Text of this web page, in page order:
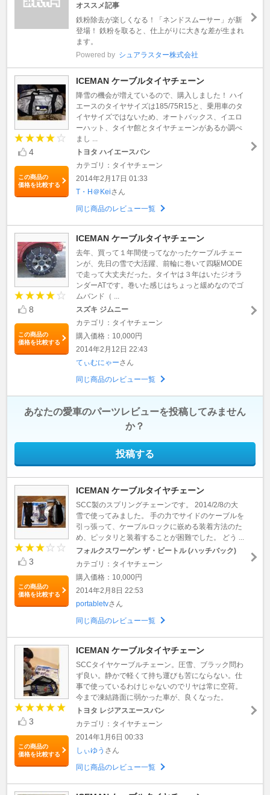
オススメ記事
鉄粉除去が楽しくなる！「ネンドスムーサー」が新
登場！ 鉄粉を取ると、仕上がりに大きな差が生まれ
ます。
Powered by シュアラスター株式会社
4
この商品の
価格を比較する
ICEMAN ケーブルタイヤチェーン
降雪の機会が増えているので、購入しました！ ハイ
エースのタイヤサイズは185/75R15と、乗用車のタ
イヤサイズではないため、オートバックス、イエロ
ーハット、タイヤ館とタイヤチェーンがあるか調べ
まし ...
トヨタ ハイエースバン
カテゴリ：タイヤチェーン
2014年2月17日 01:33
T・H＠Keiさん
同じ商品のレビュー一覧
8
この商品の
価格を比較する
ICEMAN ケーブルタイヤチェーン
去年、買って１年間使ってなかったケーブルチェー
ンが、先日の雪で大活躍、前輪に巻いて四駆MODE
で走って大丈夫だった。タイヤは３年はいたジオラ
ンダーATです。巻いた感じはちょっと緩めなのでゴ
ムバンド（ ...
スズキ ジムニー
カテゴリ：タイヤチェーン
購入価格：10,000円
2014年2月12日 22:43
てぃむにゃーさん
同じ商品のレビュー一覧
あなたの愛車のパーツレビューを投稿してみません
か？
投稿する
3
この商品の
価格を比較する
ICEMAN ケーブルタイヤチェーン
SCC製のスプリングチェーンです。 2014/2/8の大
雪で使ってみました。 手の力でサイドのケーブルを
引っ張って、ケーブルロックに嵌める装着方法のた
め、ピッタリと装着することが困難でした。 どう ...
フォルクスワーゲン ザ・ビートル (ハッチバック)
カテゴリ：タイヤチェーン
購入価格：10,000円
2014年2月8日 22:53
portabletvさん
同じ商品のレビュー一覧
3
この商品の
価格を比較する
ICEMAN ケーブルタイヤチェーン
SCCタイヤケーブルチェーン。圧雪、ブラック問わ
ず良い。静かで軽くて持ち運びも苦にならない。仕
事で使っているわけじゃないのでリヤは常に空荷。
今まで凍結路面に弱かった車が、良くなった。
トヨタ レジアスエースバン
カテゴリ：タイヤチェーン
2014年1月6日 00:33
しぃゆう さん
同じ商品のレビュー一覧